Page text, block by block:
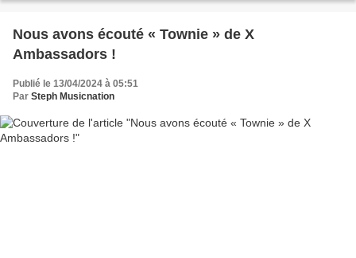
Nous avons écouté « Townie » de X
Ambassadors !
Publié le 13/04/2024 à 05:51
Par Steph Musicnation